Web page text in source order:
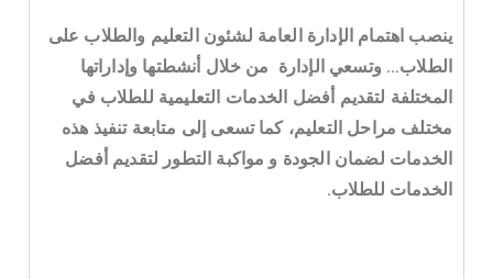
– جامعة
سوهاج
ينصب اهتمام الإدارة العامة لشئون التعليم والطلاب على
الطلاب… وتسعي الإدارة من خلال أنشطتها وإداراتها
المختلفة لتقديم أفضل الخدمات التعليمية للطلاب في
مختلف مراحل التعليم، كما تسعى إلى متابعة تنفيذ هذه
الخدمات لضمان الجودة و مواكبة التطور لتقديم أفضل
الخدمات للطلاب.